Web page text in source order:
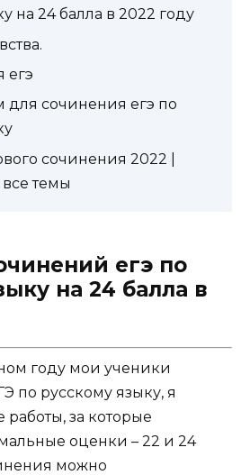
на 24 балла в 2022 году
егэ
для сочинения егэ по
сочинения 2022 |
темы
егэ по
на 24 балла в
году мои ученики
по русскому языку, я
за которые
оценки – 22 и 24
можно